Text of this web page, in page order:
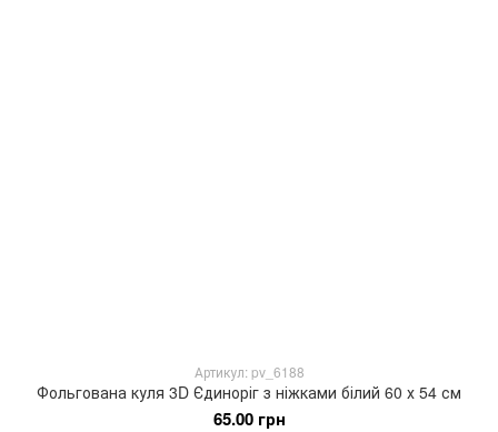
Артикул: pv_6188
Фольгована куля 3D Єдиноріг з ніжками білий 60 х 54 см
65.00 грн